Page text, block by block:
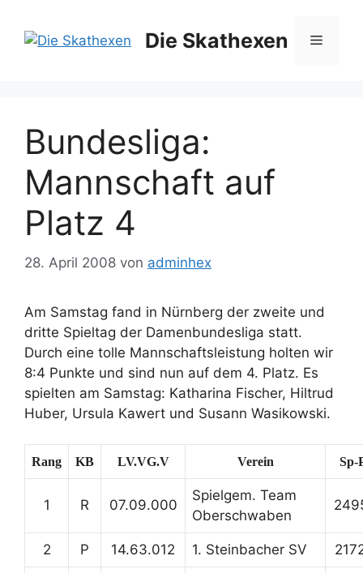
Inhalt
springen
Die Skathexen Menü
Bundesliga:
Mannschaft auf
Platz 4
28. April 2008 von adminhex
Am Samstag fand in Nürnberg der zweite und
dritte Spieltag der Damenbundesliga statt.
Durch eine tolle Mannschaftsleistung holten wir
8:4 Punkte und sind nun auf dem 4. Platz. Es
spielten am Samstag: Katharina Fischer, Hiltrud
Huber, Ursula Kawert und Susann Wasikowski.
Rang KB LV.VG.V Verein Sp-
1 R 07.09.000
Spielgem. Team
Oberschwaben
2 P 14.63.012 1. Steinbacher SV